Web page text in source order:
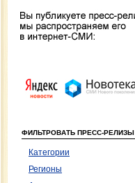
ФИЛЬТРОВАТЬ ПРЕСС-РЕЛИЗЫ
Категории
Регионы